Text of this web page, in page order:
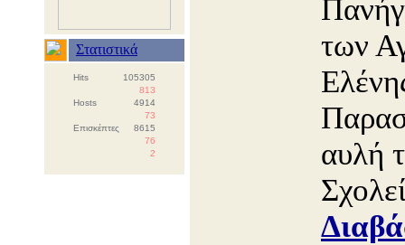
Στατιστικά
Hits
105305
813
Hosts
4914
73
Επισκέπτες
8615
76
2
των
αυλή